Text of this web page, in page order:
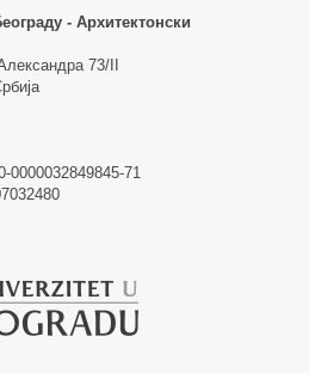
- Архитектонски
73/II
0000032849845-71